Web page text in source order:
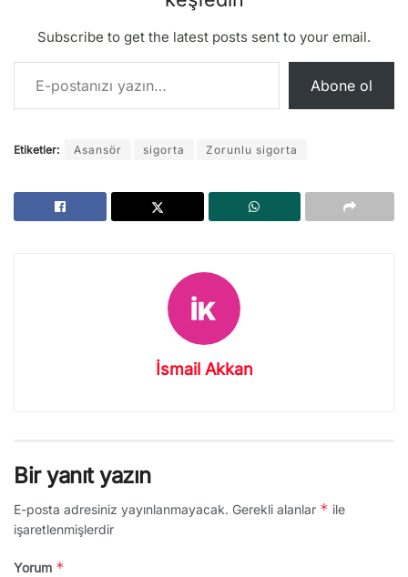
Subscribe to get the latest posts sent to your email.
E-postanızı yazın…
Abone ol
Etiketler: Asansör sigorta Zorunlu sigorta
İsmail Akkan
Bir yanıt yazın
E-posta adresiniz yayınlanmayacak. Gerekli alanlar * ile
işaretlenmişlerdir
Yorum *